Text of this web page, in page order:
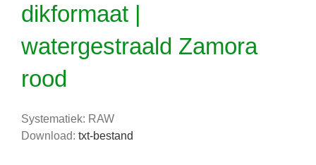
dikformaat |
watergestraald Zamora
rood
Systematiek: RAW
Download: txt-bestand